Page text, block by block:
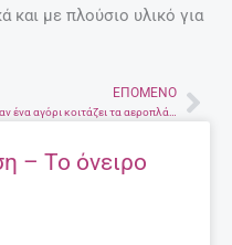
και με πλούσιο υλικό για
ΕΠΌΜΕΝΟ
Όταν ένα αγόρι κοιτάζει τα αεροπλάνα. Του Γιώργου Παπακωνσταντή
– Το όνειρο